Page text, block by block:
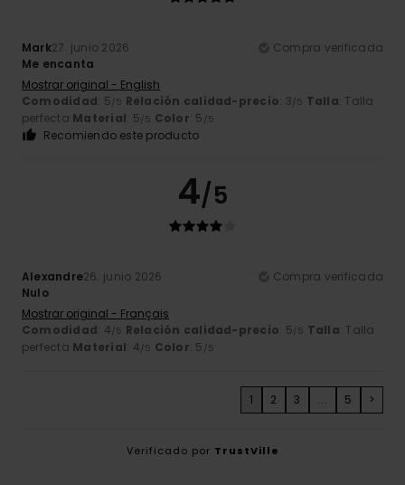
Mark27. junio 2026
Compra verificada
Me encanta
Mostrar original - English
Comodidad: 5/5 Relación calidad-precio: 3/5 Talla: Talla
perfecta Material: 5/5 Color: 5 /5
Recomiendo este producto
4/5
Alexandre26. junio 2026
Compra verificada
Nulo
Mostrar original - Français
Comodidad: 4/5 Relación calidad-precio: 5/5 Talla: Talla
perfecta Material: 4/5 Color: 5 /5
1 2 3 ... 5 >
Verificado por TrustVille